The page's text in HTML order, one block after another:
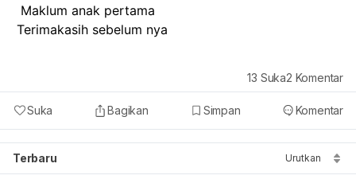
  Maklum anak pertama
Terimakasih sebelum nya
Suka Bagikan Simpan Komentar
13 Suka2 Komentar
Terbaru Urutkan